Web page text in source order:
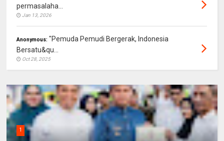
permasalaha...
Jan 13, 2026
Anonymous: "Pemuda Pemudi Bergerak, Indonesia
Bersatu&qu...
Oct 28, 2025
1